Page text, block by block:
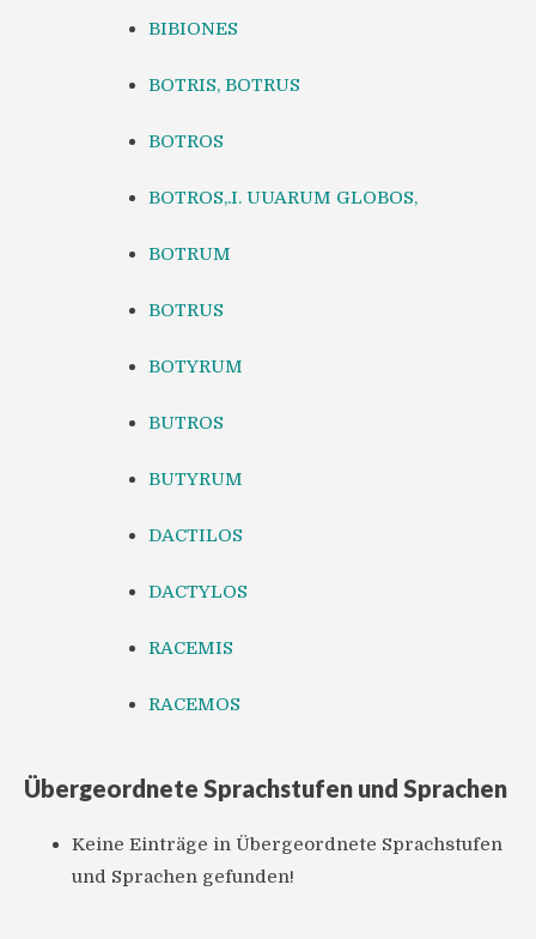
BIBIONES
BOTRIS, BOTRUS
BOTROS
BOTROS,.I. UUARUM GLOBOS,
BOTRUM
BOTRUS
BOTYRUM
BUTROS
BUTYRUM
DACTILOS
DACTYLOS
RACEMIS
RACEMOS
Übergeordnete Sprachstufen und Sprachen
Keine Einträge in Übergeordnete Sprachstufen
und Sprachen gefunden!